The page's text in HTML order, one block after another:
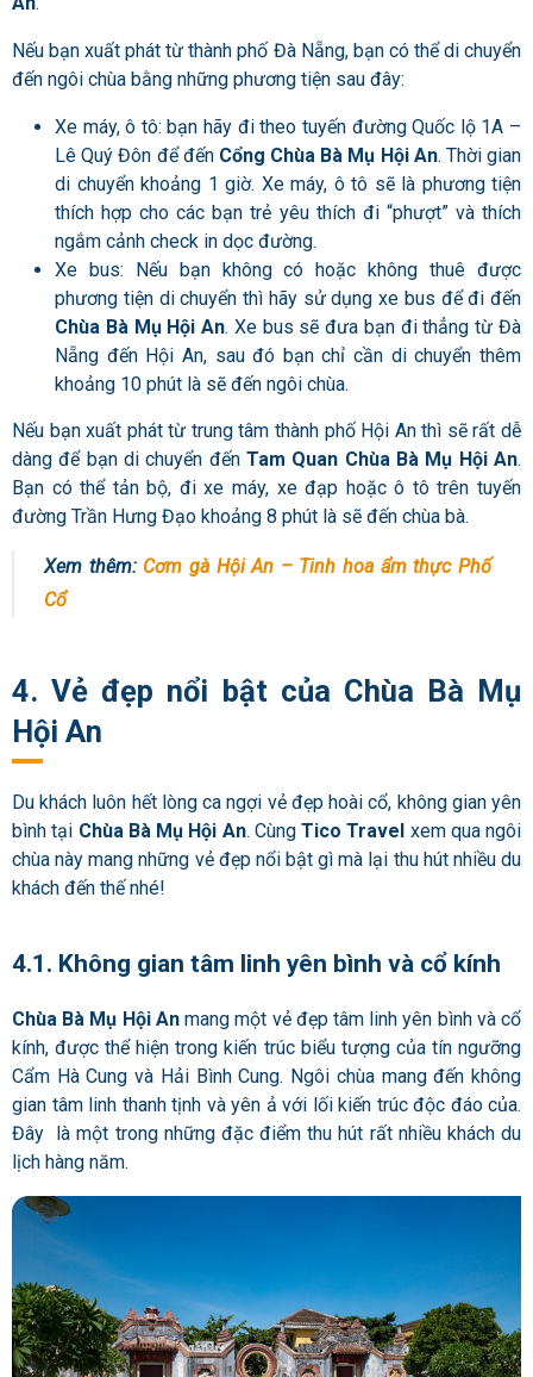
Nếu bạn xuất phát từ thành phố Đà Nẵng, bạn có thể di chuyển
đến ngôi chùa bằng những phương tiện sau đây:
Xe máy, ô tô: bạn hãy đi theo tuyến đường Quốc lộ 1A –
Lê Quý Đôn để đến Cổng Chùa Bà Mụ Hội An. Thời gian
di chuyển khoảng 1 giờ. Xe máy, ô tô sẽ là phương tiện
thích hợp cho các bạn trẻ yêu thích đi “phượt” và thích
ngắm cảnh check in dọc đường.
Xe bus: Nếu bạn không có hoặc không thuê được
phương tiện di chuyển thì hãy sử dụng xe bus để đi đến
Chùa Bà Mụ Hội An. Xe bus sẽ đưa bạn đi thẳng từ Đà
Nẵng đến Hội An, sau đó bạn chỉ cần di chuyển thêm
khoảng 10 phút là sẽ đến ngôi chùa.
Nếu bạn xuất phát từ trung tâm thành phố Hội An thì sẽ rất dễ
dàng để bạn di chuyển đến Tam Quan Chùa Bà Mụ Hội An.
Bạn có thể tản bộ, đi xe máy, xe đạp hoặc ô tô trên tuyến
đường Trần Hưng Đạo khoảng 8 phút là sẽ đến chùa bà.
Xem thêm: Cơm gà Hội An – Tinh hoa ẩm thực Phố
Cổ
4. Vẻ đẹp nổi bật của Chùa Bà Mụ
Hội An
Du khách luôn hết lòng ca ngợi vẻ đẹp hoài cổ, không gian yên
bình tại Chùa Bà Mụ Hội An. Cùng Tico Travel xem qua ngôi
chùa này mang những vẻ đẹp nổi bật gì mà lại thu hút nhiều du
khách đến thế nhé!
4.1. Không gian tâm linh yên bình và cổ kính
Chùa Bà Mụ Hội Anmang một vẻ đẹp tâm linh yên bình và cổ
kính, được thể hiện trong kiến trúc biểu tượng của tín ngưỡng
Cẩm Hà Cung và Hải Bình Cung. Ngôi chùa mang đến không
gian tâm linh thanh tịnh và yên ả với lối kiến ​​trúc độc đáo của.
Đây là một trong những đặc điểm thu hút rất nhiều khách du
lịch hàng năm.